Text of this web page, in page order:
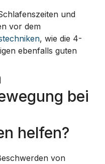
und
vor dem
, wie die 4-
ebenfalls guten
bei
helfen?
von